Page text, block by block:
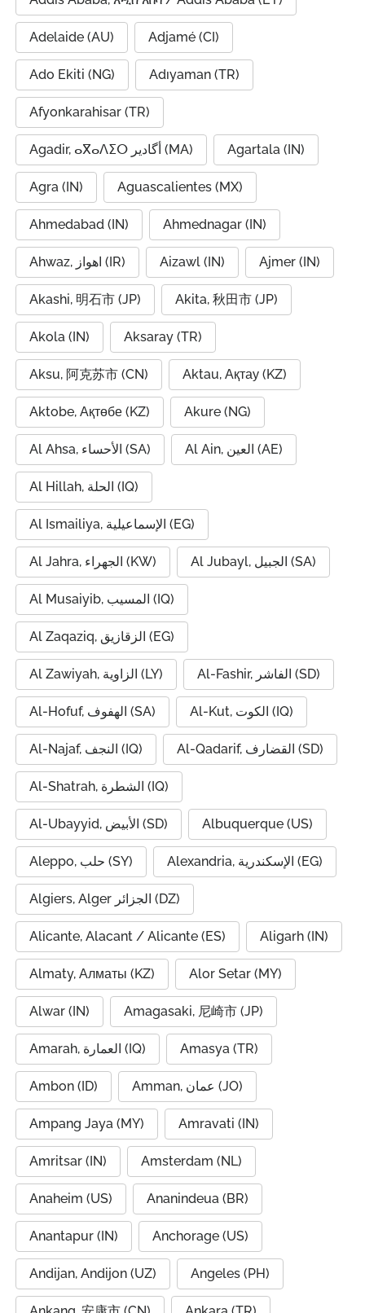
Adelaide (AU) Adjamé (CI)
Ado Ekiti (NG) Adıyaman (TR)
Afyonkarahisar (TR)
Agadir, ⴰⴳⴰⴷⵉⵔ أگادیر (MA) Agartala (IN)
Agra (IN) Aguascalientes (MX)
Ahmedabad (IN) Ahmednagar (IN)
Ahwaz, اهواز (IR) Aizawl (IN) Ajmer (IN)
Akashi, 明石市 (JP) Akita, 秋田市 (JP)
Akola (IN) Aksaray (TR)
Aksu, 阿克苏市 (CN) Aktau, Ақтау (KZ)
Aktobe, Ақтөбе (KZ) Akure (NG)
Al Ahsa, الأحساء (SA) Al Ain, العين (AE)
Al Hillah, الحلة (IQ)
Al Ismailiya, الإسماعيلية (EG)
Al Jahra, الجهراء (KW) Al Jubayl, الجبيل (SA)
Al Musaiyib, المسيب (IQ)
Al Zaqaziq, الزقازيق (EG)
Al Zawiyah, الزاوية (LY) Al-Fashir, الفاشر (SD)
Al-Hofuf, الهفوف (SA) Al-Kut, الكوت (IQ)
Al-Najaf, النجف (IQ) Al-Qadarif, القضارف (SD)
Al-Shatrah, الشطرة (IQ)
Al-Ubayyid, الأبيض (SD) Albuquerque (US)
Aleppo, حلب (SY) Alexandria, الإسكندرية (EG)
Algiers, Alger الجزائر (DZ)
Alicante, Alacant / Alicante (ES) Aligarh (IN)
Almaty, Алматы (KZ) Alor Setar (MY)
Alwar (IN) Amagasaki, 尼崎市 (JP)
Amarah, العمارة (IQ) Amasya (TR)
Ambon (ID) Amman, عمان (JO)
Ampang Jaya (MY) Amravati (IN)
Amritsar (IN) Amsterdam (NL)
Anaheim (US) Ananindeua (BR)
Anantapur (IN) Anchorage (US)
Andijan, Andijon (UZ) Angeles (PH)